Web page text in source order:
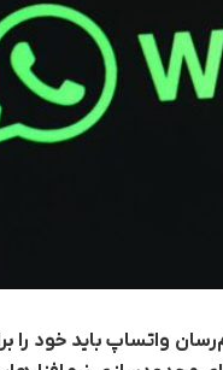
واتساپ باید خود را